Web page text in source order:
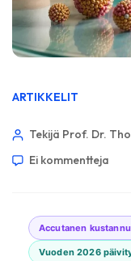
ARTIKKELIT
Tekijä Prof. Dr.
Ei kommentteja
Accutanen
Vuoden 2026